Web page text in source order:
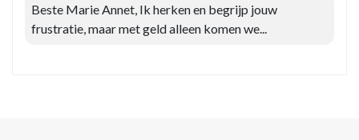
Beste Marie Annet, Ik herken en begrijp jouw
frustratie, maar met geld alleen komen we...